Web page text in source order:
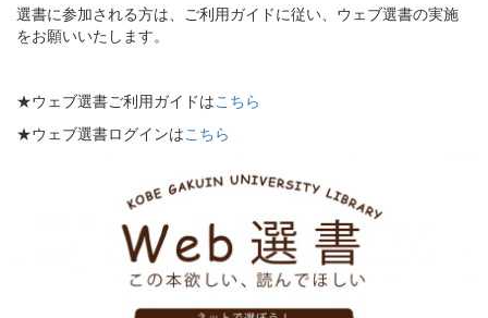
選書に参加される方は、ご利用ガイドに従い、ウェブ選書の実施
をお願いいたします。
★ウェブ選書ご利用ガイドはこちら
★ウェブ選書ログインはこちら